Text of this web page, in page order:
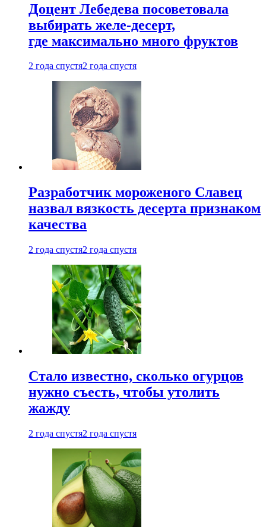
Доцент Лебедева посоветовала
выбирать желе-десерт,
где максимально много фруктов
2 года спустя2 года спустя
Разработчик мороженого Славец
назвал вязкость десерта признаком
качества
2 года спустя2 года спустя
Стало известно, сколько огурцов
нужно съесть, чтобы утолить
жажду
2 года спустя2 года спустя